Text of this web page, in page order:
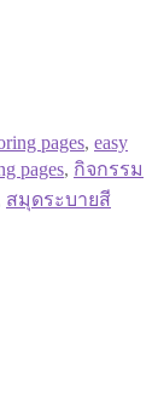
pages, easy
pages, กิจกรรม
สมุดระบายสี